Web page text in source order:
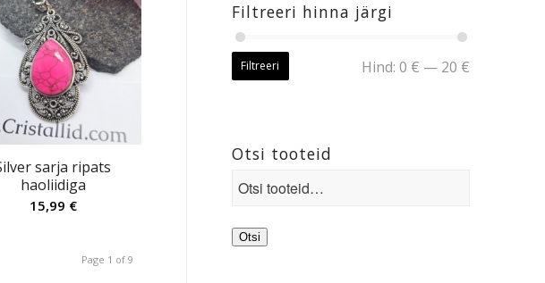
sarja ripats
haoliidiga
15,99 €
Page 1 of 9
Filtreeri hinna järgi
Filtreeri Hind:0 € — 20 €
Otsi tooteid
Otsi